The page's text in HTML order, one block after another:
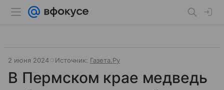
2 июня 2024 Источник: Газета.Ру
В Пермском крае медведь